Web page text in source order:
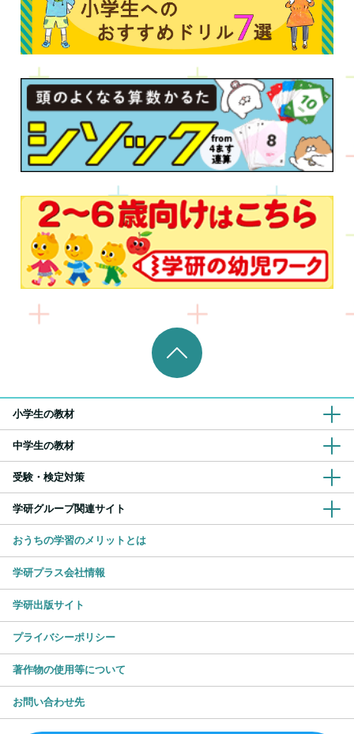
小学生の教材
中学生の教材
受験・検定対策
学研グループ関連サイト
おうちの学習のメリットとは
学研プラス会社情報
学研出版サイト
プライバシーポリシー
著作物の使用等について
お問い合わせ先